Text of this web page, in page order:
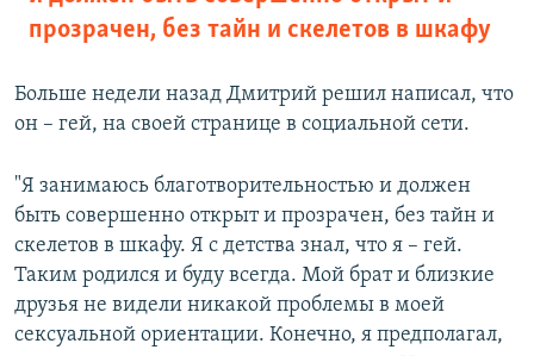
прозрачен, без тайн и скелетов в шкафу
Больше недели назад Дмитрий решил написал, что
он – гей, на своей странице в социальной сети.
"Я занимаюсь благотворительностью и должен
быть совершенно открыт и прозрачен, без тайн и
скелетов в шкафу. Я с детства знал, что я – гей.
Таким родился и буду всегда. Мой брат и близкие
друзья не видели никакой проблемы в моей
сексуальной ориентации. Конечно, я предполагал,